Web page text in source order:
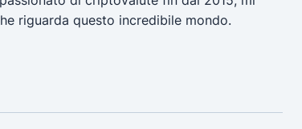
riguarda questo incredibile mondo.